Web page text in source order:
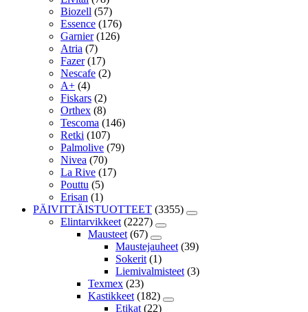
Biozell (57)
Essence (176)
Garnier (126)
Atria (7)
Fazer (17)
Nescafe (2)
A+ (4)
Fiskars (2)
Orthex (8)
Tescoma (146)
Retki (107)
Palmolive (79)
Nivea (70)
La Rive (17)
Pouttu (5)
Erisan (1)
PÄIVITTÄISTUOTTEET (3355)
Elintarvikkeet (2227)
Mausteet (67)
Maustejauheet (39)
Sokerit (1)
Liemivalmisteet (3)
Texmex (23)
Kastikkeet (182)
Etikat (22)